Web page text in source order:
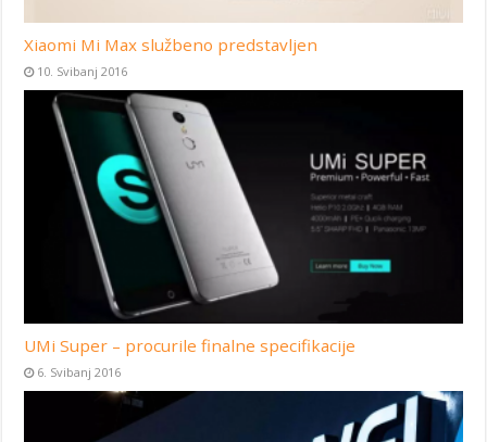
Xiaomi Mi Max službeno predstavljen
10. Svibanj 2016
UMi Super – procurile finalne specifikacije
6. Svibanj 2016